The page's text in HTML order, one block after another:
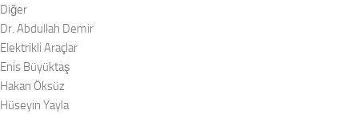
Diğer
Dr. Abdullah Demir
Elektrikli Araçlar
Enis Büyüktaş
Hakan Öksüz
Hüseyin Yayla